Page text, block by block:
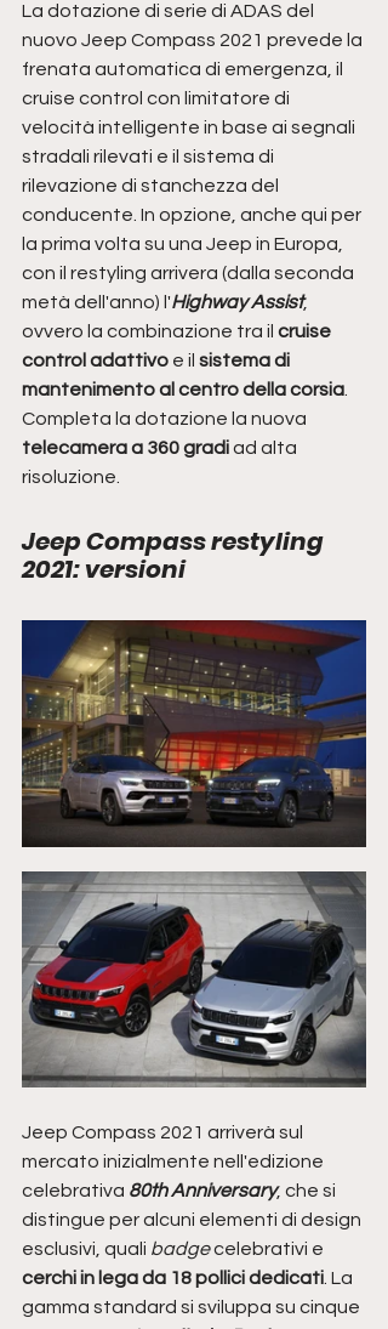
La dotazione di serie di ADAS del
nuovo Jeep Compass 2021 prevede la
frenata automatica di emergenza, il
cruise control con limitatore di
velocità intelligente in base ai segnali
stradali rilevati e il sistema di
rilevazione di stanchezza del
conducente. In opzione, anche qui per
la prima volta su una Jeep in Europa,
con il restyling arrivera (dalla seconda
metà dell'anno) l'Highway Assist,
ovvero la combinazione tra il cruise
control adattivo e il sistema di
mantenimento al centro della corsia.
Completa la dotazione la nuova
telecamera a 360 gradi ad alta
risoluzione.
Jeep Compass restyling
2021: versioni
Jeep Compass 2021 arriverà sul
mercato inizialmente nell'edizione
celebrativa 80th Anniversary, che si
distingue per alcuni elementi di design
esclusivi, quali badge celebrativi e
cerchi in lega da 18 pollici dedicati . La
gamma standard si sviluppa su cinque